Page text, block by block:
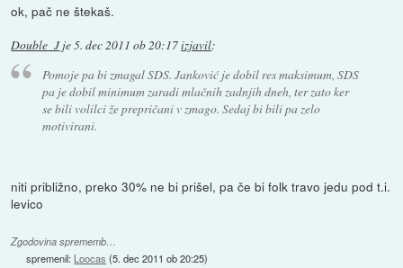
ok, pač ne štekaš.
Double_Jje5. dec 2011 ob 20:17izjavil:
Pomoje pa bi zmagal SDS. Janković je dobil res maksimum, SDS
pa je dobil minimum zaradi mlačnih zadnjih dneh, ter zato ker
se bili volilci že prepričani v zmago. Sedaj bi bili pa zelo
motivirani.
niti približno, preko 30% ne bi prišel, pa če bi folk travo jedu pod t.i.
levico
Zgodovina sprememb…
spremenil: Loocas (5. dec 2011 ob 20:25)